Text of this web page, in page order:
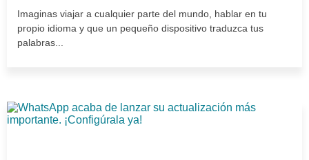
Imaginas viajar a cualquier parte del mundo, hablar en tu
propio idioma y que un pequeño dispositivo traduzca tus
palabras...